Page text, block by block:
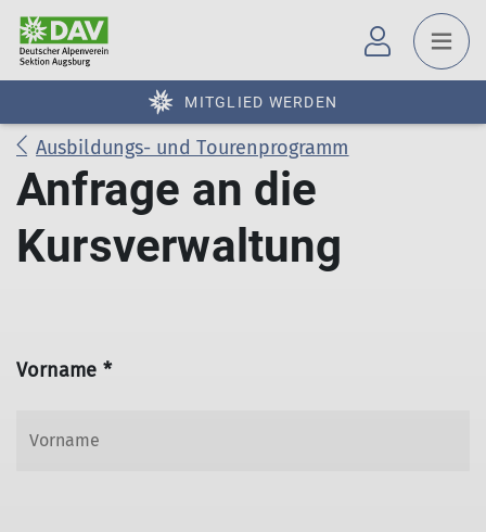
MITGLIED WERDEN
Ausbildungs- und Tourenprogramm
Anfrage an die
Kursverwaltung
Vorname *